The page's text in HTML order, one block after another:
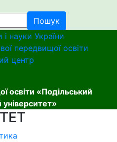
Пошук
і науки України
передвищої освіти
центр
освіти «Подільський